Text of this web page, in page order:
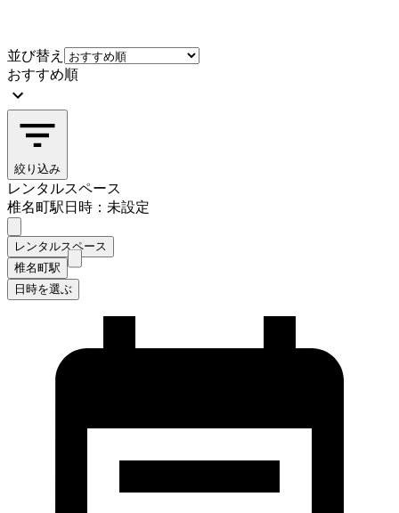
並び替え
おすすめ順
絞り込み
レンタルスペース
椎名町駅日時：未設定
レンタルスペース
椎名町駅
日時を選ぶ